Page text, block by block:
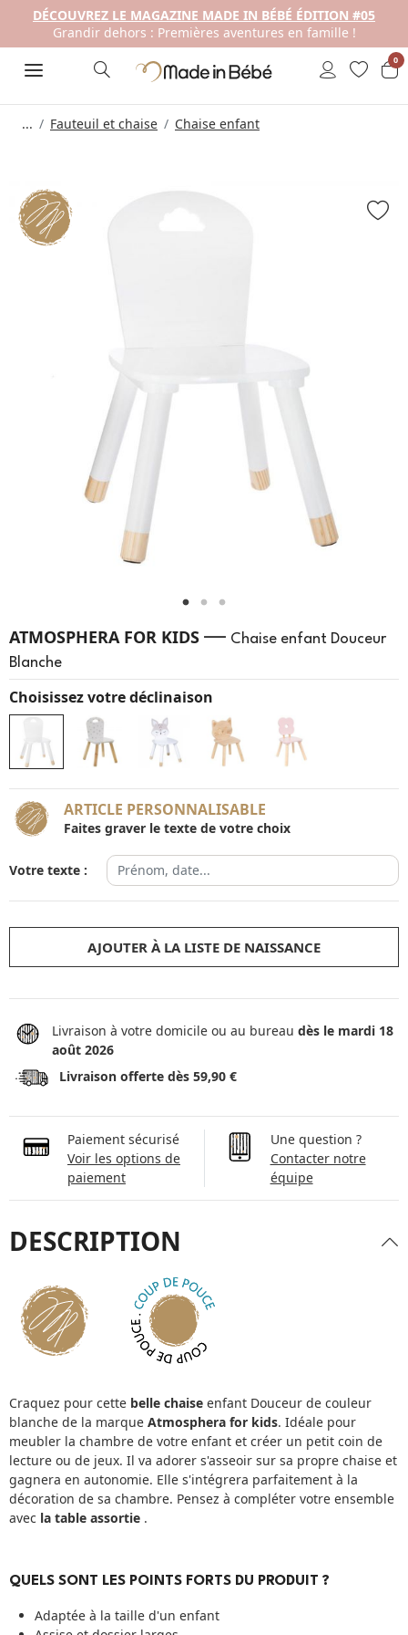
DÉCOUVREZ LE MAGAZINE MADE IN BÉBÉ ÉDITION #05
Grandir dehors : Premières aventures en famille !
0
... Fauteuil et chaise Chaise enfant
ATMOSPHERA FOR KIDS — Chaise enfant Douceur
Blanche
Choisissez votre déclinaison
ARTICLE PERSONNALISABLE
Faites graver le texte de votre choix
Votre texte :
AJOUTER À LA LISTE DE NAISSANCE
Livraison à votre domicile ou au bureau dès le mardi 18
août 2026
Livraison offerte dès 59,90 €
Paiement sécurisé
Voir les options de
paiement
Une question ?
Contacter notre
équipe
DESCRIPTION
Craquez pour cette belle chaise enfant Douceur de couleur
blanche de la marque Atmosphera for kids. Idéale pour
meubler la chambre de votre enfant et créer un petit coin de
lecture ou de jeux. Il va adorer s'asseoir sur sa propre chaise et
gagnera en autonomie. Elle s'intégrera parfaitement à la
décoration de sa chambre. Pensez à compléter votre ensemble
avec la table assortie .
QUELS SONT LES POINTS FORTS DU PRODUIT ?
Adaptée à la taille d'un enfant